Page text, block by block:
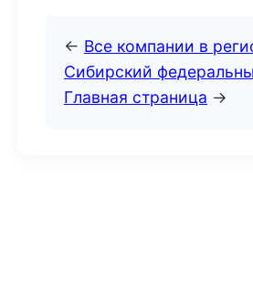
← Все компании в
Сибирский
Главная страница →